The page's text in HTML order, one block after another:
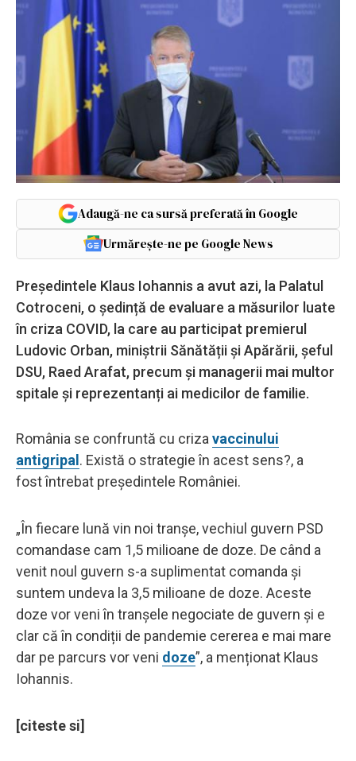
Adaugă-ne ca sursă preferată în Google
Urmărește-ne pe Google News
Președintele Klaus Iohannis a avut azi, la Palatul
Cotroceni, o ședință de evaluare a măsurilor luate
în criza COVID, la care au participat premierul
Ludovic Orban, miniștrii Sănătății și Apărării, șeful
DSU, Raed Arafat, precum și managerii mai multor
spitale și reprezentanți ai medicilor de familie.
România se confruntă cu criza vaccinului
antigripal. Există o strategie în acest sens?, a
fost întrebat președintele României.
„În fiecare lună vin noi tranșe, vechiul guvern PSD
comandase cam 1,5 milioane de doze. De când a
venit noul guvern s-a suplimentat comanda și
suntem undeva la 3,5 milioane de doze. Aceste
doze vor veni în tranșele negociate de guvern și e
clar că în condiții de pandemie cererea e mai mare
dar pe parcurs vor veni doze”, a menționat Klaus
Iohannis.
[citeste si]